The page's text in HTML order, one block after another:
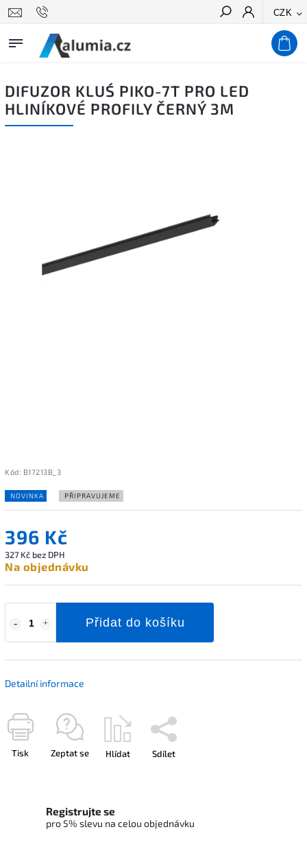
CZK
Hledat
DIFUZOR KLUŚ PIKO-7T PRO LED
HLINÍKOVÉ PROFILY ČERNÝ 3M
Kód: B17213B_3
NOVINKA PŘIPRAVUJEME
396 Kč
327 Kč bez DPH
Na objednávku
Přidat do košíku
Detailní informace
Tisk Zeptat se Hlídat Sdílet
Registrujte se
pro 5% slevu na celou objednávku